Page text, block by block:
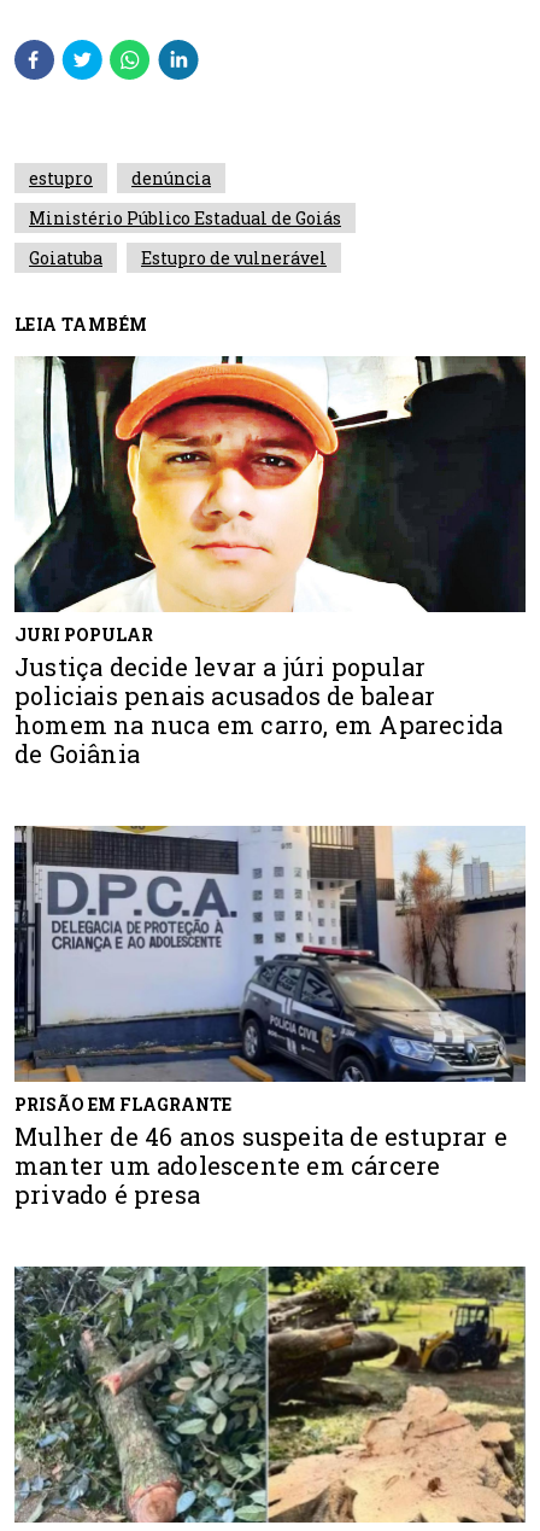
estupro
denúncia
Ministério Público Estadual de Goiás
Goiatuba
Estupro de vulnerável
LEIA TAMBÉM
JURI POPULAR
Justiça decide levar a júri popular
policiais penais acusados de balear
homem na nuca em carro, em Aparecida
de Goiânia
PRISÃO EM FLAGRANTE
Mulher de 46 anos suspeita de estuprar e
manter um adolescente em cárcere
privado é presa